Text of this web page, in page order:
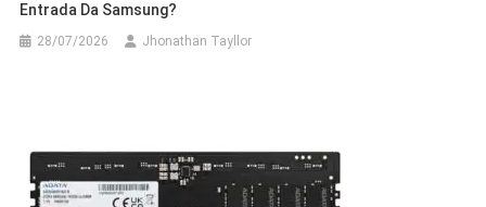
Entrada Da Samsung?
28/07/2026 Jhonathan Tayllor